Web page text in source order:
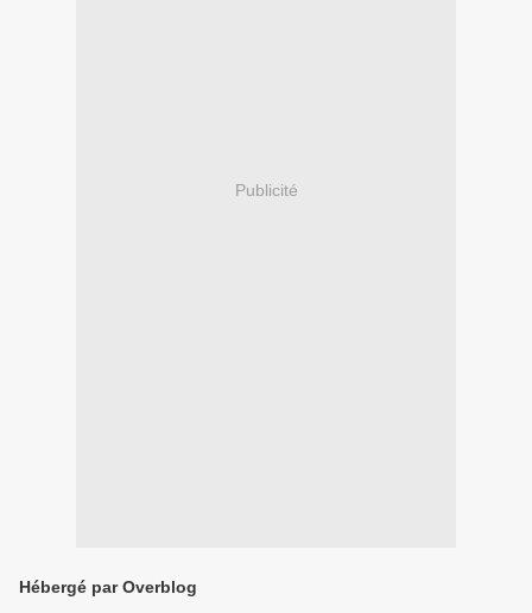
Publicité
Hébergé par Overblog